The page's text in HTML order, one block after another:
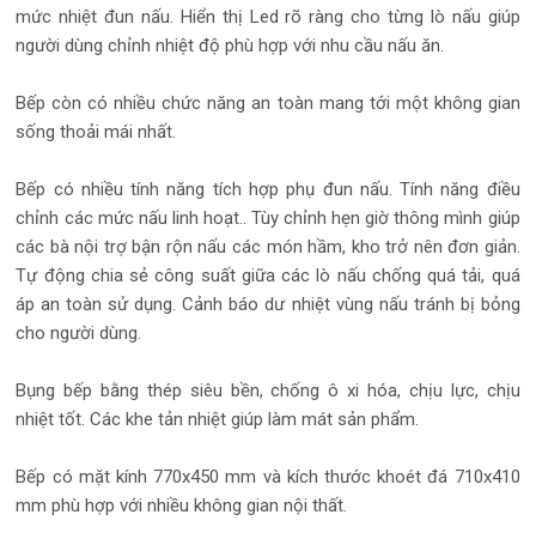
mức nhiệt đun nấu. Hiển thị Led rõ ràng cho từng lò nấu giúp
người dùng chỉnh nhiệt độ phù hợp với nhu cầu nấu ăn.
Bếp còn có nhiều chức năng an toàn mang tới một không gian
sống thoải mái nhất.
Bếp có nhiều tính năng tích hợp phụ đun nấu. Tính năng điều
chỉnh các mức nấu linh hoạt.. Tùy chỉnh hẹn giờ thông mình giúp
các bà nội trợ bận rộn nấu các món hầm, kho trở nên đơn giản.
Tự động chia sẻ công suất giữa các lò nấu chống quá tải, quá
áp an toàn sử dụng. Cảnh báo dư nhiệt vùng nấu tránh bị bỏng
cho người dùng.
Bụng bếp bằng thép siêu bền, chống ô xi hóa, chịu lực, chịu
nhiệt tốt. Các khe tản nhiệt giúp làm mát sản phẩm.
Bếp có mặt kính 770x450 mm và kích thước khoét đá 710x410
mm phù hợp với nhiều không gian nội thất.